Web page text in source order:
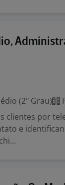
(2º Grau)
clientes por
e